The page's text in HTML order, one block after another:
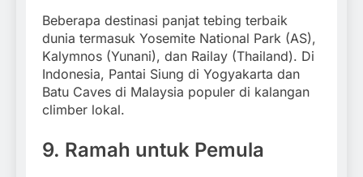
Beberapa destinasi panjat tebing terbaik
dunia termasuk Yosemite National Park (AS),
Kalymnos (Yunani), dan Railay (Thailand). Di
Indonesia, Pantai Siung di Yogyakarta dan
Batu Caves di Malaysia populer di kalangan
climber lokal.
9. Ramah untuk Pemula